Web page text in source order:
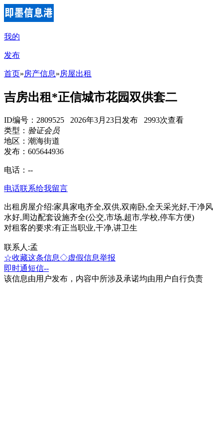
我的
发布
首页»房产信息»房屋出租
吉房出租*正信城市花园双供套二
ID编号：2809525 2026年3月23日发布 2993次查看
类型： 验证会员
地区：潮海街道
发布：605644936
电话： --
电话联系给我留言
出租房屋介绍:家具家电齐全,双供,双南卧,全天采光好,干净风
水好,周边配套设施齐全(公交,市场,超市,学校,停车方便)
对租客的要求:有正当职业,干净,讲卫生
联系人:孟
☆收藏这条信息◇虚假信息举报
即时通短信--
该信息由用户发布，内容中所涉及承诺均由用户自行负责